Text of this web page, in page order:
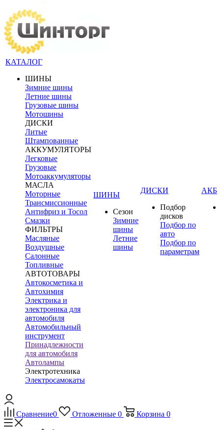
КАТАЛОГ
ШИНЫ
Зимние шины
Летние шины
Грузовые шины
Мотошины
ДИСКИ
Литые
Штампованные
АККУМУЛЯТОРЫ
Легковые
Грузовые
Мотоаккумуляторы
МАСЛА
Моторные
Трансмиссионные
Антифриз и Тосол
Смазки
ФИЛЬТРЫ
Масляные
Воздушные
Салонные
Топливные
АВТОТОВАРЫ
Автокосметика и
Автохимия
Электрика и
электроника для
автомобиля
Автомобильный
инструмент
Принадлежности
для автомобиля
Автолампы
Электротехника
Электросамокаты
ШИНЫ
Сезон
Зимние
шины
Летние
шины
ДИСКИ
Подбор
дисков
Подбор по
авто
Подбор по
параметрам
АКБ
Сравнение0 Отложенные 0 Корзина 0